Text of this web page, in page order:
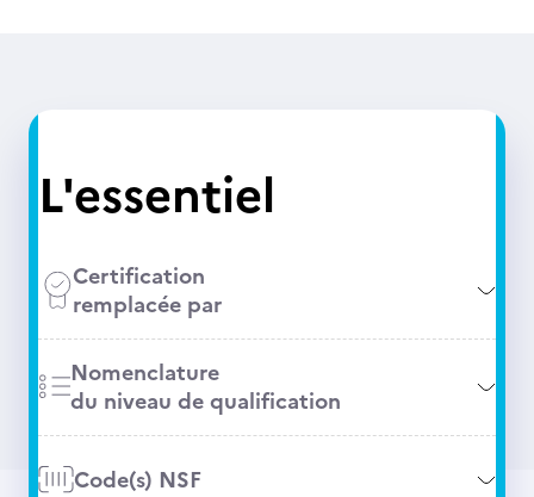
L'essentiel
Certification
remplacée par
Nomenclature
du niveau de qualification
Code(s) NSF